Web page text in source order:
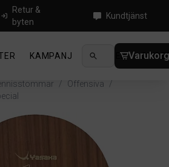
Retur &
byten
Kundtjänst
KAMPANJ NYHETER
/ Offensiva
/